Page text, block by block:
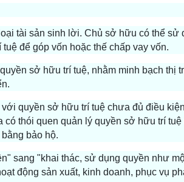
tài sản sinh lời. Chủ sở hữu có thể sử
để góp vốn hoặc thế chấp vay vốn.
sở hữu trí tuệ, nhằm minh bạch thị
quyền sở hữu trí tuệ chưa đủ điều
thói quen quản lý quyền sở hữu trí tuệ
bảo hộ.
sang "khai thác, sử dụng quyền như
động sản xuất, kinh doanh, phục vụ